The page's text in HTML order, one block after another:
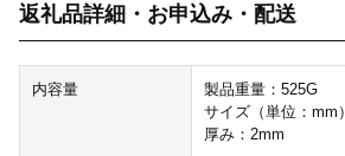
返礼品詳細・お申込み・配送
内容量
製品重量：525G
サイズ（単位：mm
厚み：2mm